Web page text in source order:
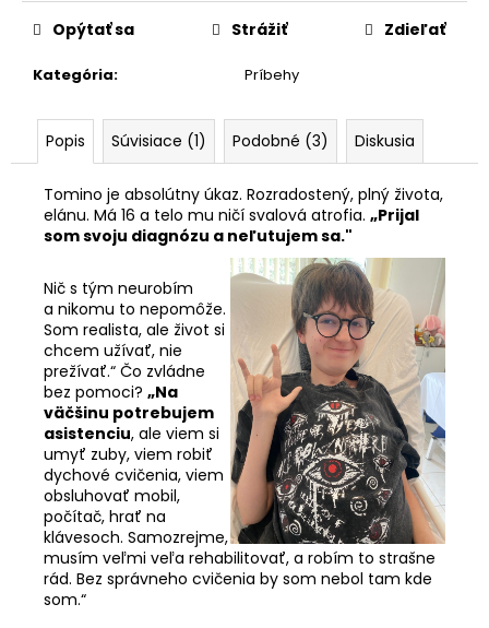
Kategória: Príbehy
Opýtať sa Strážiť Zdieľať
Popis Súvisiace (1) Podobné (3) Diskusia
Tomino je absolútny úkaz. Rozradostený, plný života,
elánu. Má 16 a telo mu ničí svalová atrofia. „Prijal
som svoju diagnózu a neľutujem sa."
Nič s tým neurobím
a nikomu to nepomôže.
Som realista, ale život si
chcem užívať, nie
prežívať.“ Čo zvládne
bez pomoci? „Na
väčšinu potrebujem
asistenciu, ale viem si
umyť zuby, viem robiť
dychové cvičenia, viem
obsluhovať mobil,
počítač, hrať na
klávesoch. Samozrejme,
musím veľmi veľa rehabilitovať, a robím to strašne
rád. Bez správneho cvičenia by som nebol tam kde
som.“